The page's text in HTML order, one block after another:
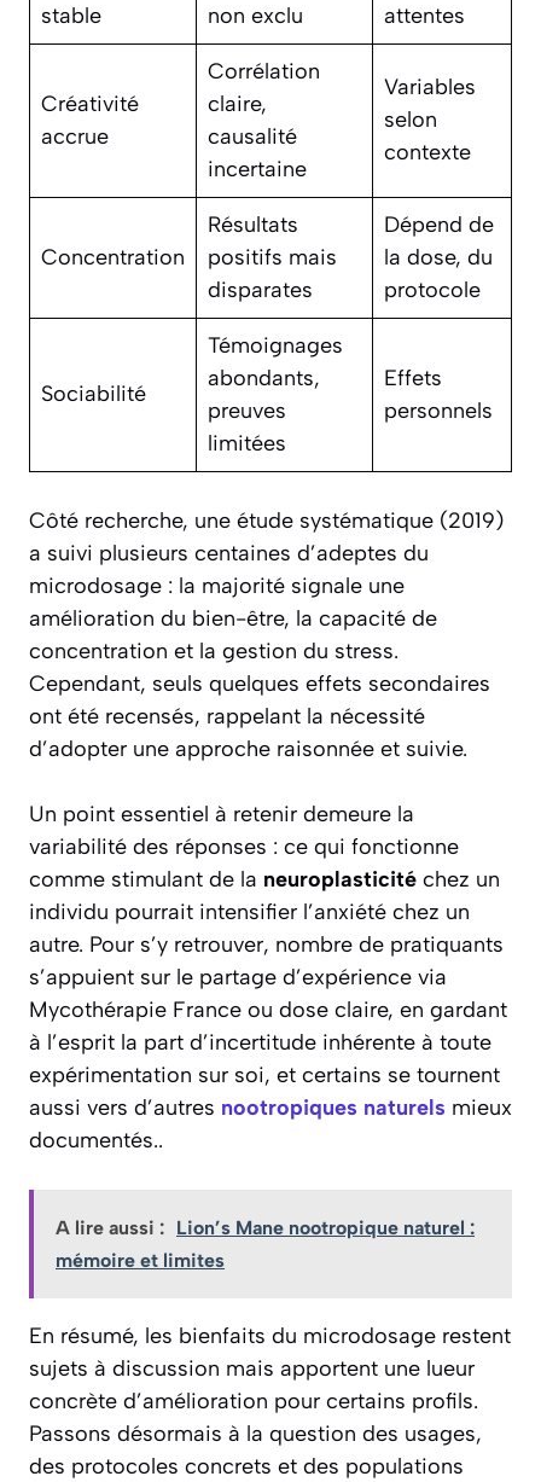
stable
non exclu
attentes
Créativité
accrue
Corrélation
claire,
causalité
incertaine
Variables
selon
contexte
Concentration
Résultats
positifs mais
disparates
Dépend de
la dose, du
protocole
Sociabilité
Témoignages
abondants,
preuves
limitées
Effets
personnels
Côté recherche, une étude systématique (2019)
a suivi plusieurs centaines d’adeptes du
microdosage : la majorité signale une
amélioration du bien-être, la capacité de
concentration et la gestion du stress.
Cependant, seuls quelques effets secondaires
ont été recensés, rappelant la nécessité
d’adopter une approche raisonnée et suivie.
Un point essentiel à retenir demeure la
variabilité des réponses : ce qui fonctionne
comme stimulant de la neuroplasticité chez un
individu pourrait intensifier l’anxiété chez un
autre. Pour s’y retrouver, nombre de pratiquants
s’appuient sur le partage d’expérience via
Mycothérapie France ou dose claire, en gardant
à l’esprit la part d’incertitude inhérente à toute
expérimentation sur soi, et certains se tournent
aussi vers d’autres nootropiques naturels mieux
documentés..
A lire aussi : Lion’s Mane nootropique naturel :
mémoire et limites
En résumé, les bienfaits du microdosage restent
sujets à discussion mais apportent une lueur
concrète d’amélioration pour certains profils.
Passons désormais à la question des usages,
des protocoles concrets et des populations